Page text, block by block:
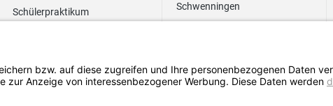
Schülerpraktikum
Schwenningen